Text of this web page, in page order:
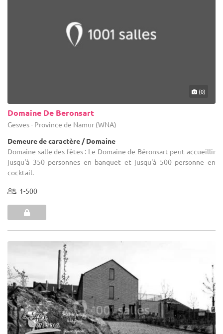
(0)
Domaine De Beronsart
Gesves - Province de Namur (WNA)
Demeure de caractère / Domaine
Domaine salle des fêtes : Le Domaine de Béronsart peut accueillir
jusqu'à 350 personnes en banquet et jusqu'à 500 personne en
cocktail.
1-500